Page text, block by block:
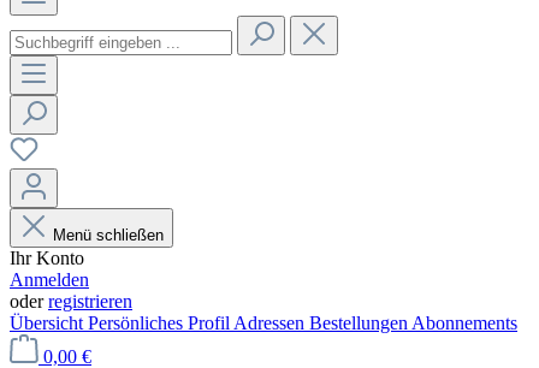
Menü schließen
Ihr Konto
Anmelden
oderregistrieren
Übersicht Persönliches Profil Adressen Bestellungen Abonnements
0,00 €